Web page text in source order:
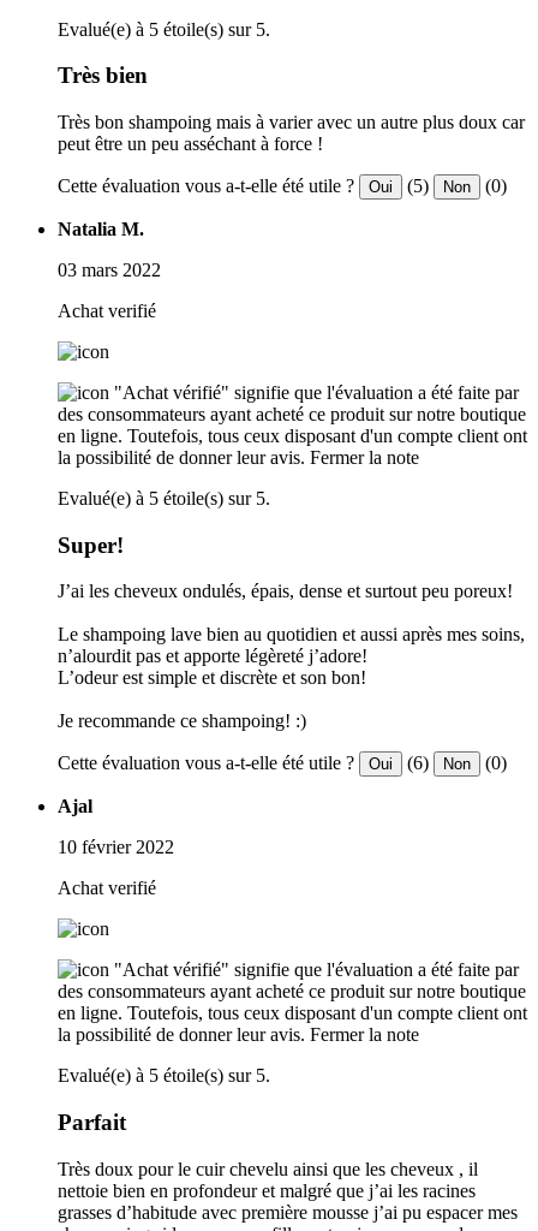
Evalué(e) à 5 étoile(s) sur 5.
Très bien
Très bon shampoing mais à varier avec un autre plus doux car
peut être un peu asséchant à force !
Cette évaluation vous a-t-elle été utile ? Oui (5) Non (0)
Natalia M.
03 mars 2022
Achat verifié
"Achat vérifié" signifie que l'évaluation a été faite par
des consommateurs ayant acheté ce produit sur notre boutique
en ligne. Toutefois, tous ceux disposant d'un compte client ont
la possibilité de donner leur avis. Fermer la note
Evalué(e) à 5 étoile(s) sur 5.
Super!
J’ai les cheveux ondulés, épais, dense et surtout peu poreux!
Le shampoing lave bien au quotidien et aussi après mes soins,
n’alourdit pas et apporte légèreté j’adore!
L’odeur est simple et discrète et son bon!
Je recommande ce shampoing! :)
Cette évaluation vous a-t-elle été utile ? Oui (6) Non (0)
Ajal
10 février 2022
Achat verifié
"Achat vérifié" signifie que l'évaluation a été faite par
des consommateurs ayant acheté ce produit sur notre boutique
en ligne. Toutefois, tous ceux disposant d'un compte client ont
la possibilité de donner leur avis. Fermer la note
Evalué(e) à 5 étoile(s) sur 5.
Parfait
Très doux pour le cuir chevelu ainsi que les cheveux , il
nettoie bien en profondeur et malgré que j’ai les racines
grasses d’habitude avec première mousse j’ai pu espacer mes